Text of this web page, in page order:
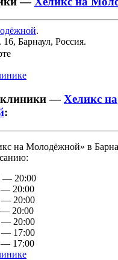
.
16, Барнаул, Россия.
клиники —Хеликс на
:
на Молодёжной» в
— 20:00
— 20:00
— 20:00
— 20:00
— 20:00
— 17:00
— 17:00